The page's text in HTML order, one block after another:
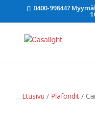
0400-998447
Etusivu / Plafondit/